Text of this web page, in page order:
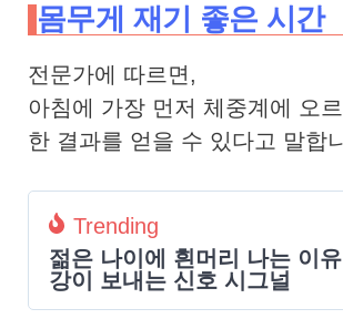
몸무게 재기 좋은 시간
전문가에 따르면,
아침에 가장 먼저 체중계에 오
한 결과를 얻을 수 있다고 말합
Trending
젊은 나이에 흰머리 나는 이
강이 보내는 신호 시그널